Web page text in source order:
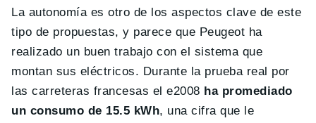
La autonomía es otro de los aspectos clave de este
tipo de propuestas, y parece que Peugeot ha
realizado un buen trabajo con el sistema que
montan sus eléctricos. Durante la prueba real por
las carreteras francesas el e2008 ha promediado
un consumo de 15.5 kWh, una cifra que le